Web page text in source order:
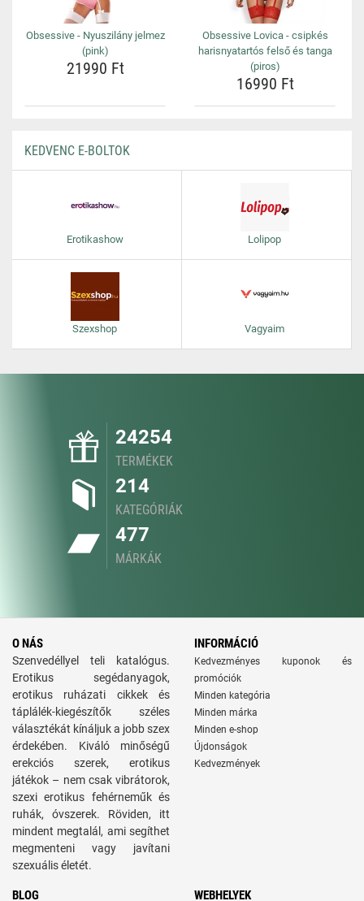
Obsessive - Nyuszilány jelmez
(pink)
21990 Ft
Obsessive Lovica - csipkés
harisnyatartós felső és tanga
(piros)
16990 Ft
KEDVENC E-BOLTOK
Erotikashow Lolipop
Szexshop Vagyaim
24254
TERMÉKEK
214
KATEGÓRIÁK
477
MÁRKÁK
O NÁS
Szenvedéllyel teli katalógus.
Erotikus segédanyagok,
erotikus ruházati cikkek és
táplálék-kiegészítők széles
választékát kínáljuk a jobb szex
érdekében. Kiváló minőségű
erekciós szerek, erotikus
játékok – nem csak vibrátorok,
szexi erotikus fehérneműk és
ruhák, óvszerek. Röviden, itt
mindent megtalál, ami segíthet
megmenteni vagy javítani
szexuális életét.
INFORMÁCIÓ
Kedvezményes kuponok és
promóciók
Minden kategória
Minden márka
Minden e-shop
Újdonságok
Kedvezmények
BLOG WEBHELYEK